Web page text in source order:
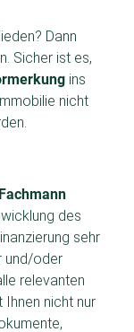
Dann
Sicher ist es,
ins
nicht
des
sehr
und/oder
relevanten
Ihnen nicht nur